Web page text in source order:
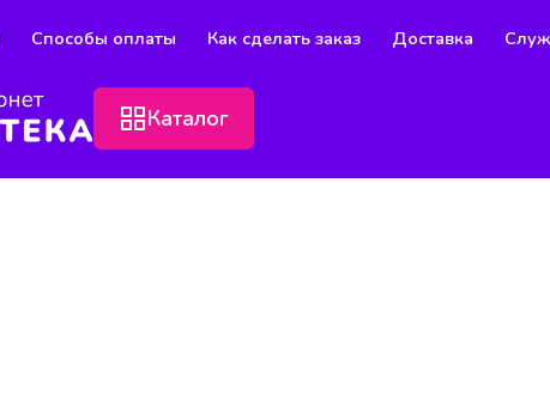
Способы оплаты Как сделать заказ Доставка
Каталог